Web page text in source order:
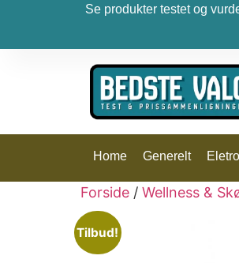
Se produkter testet og
Home Generelt
Forside / Wellness &
Tilbud!